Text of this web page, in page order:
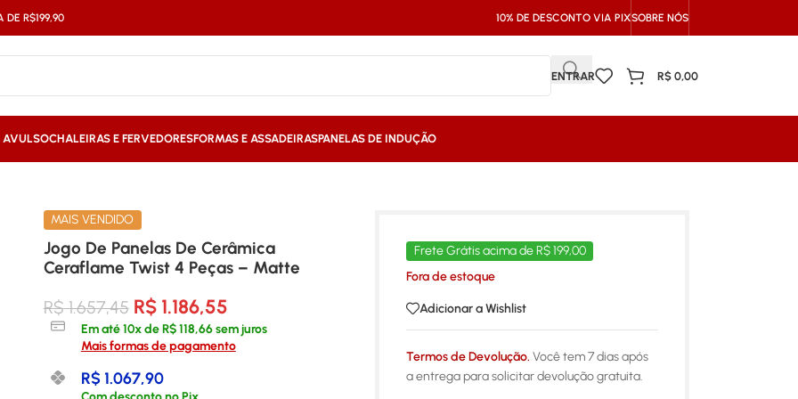
DE R$199,90 10% DE DESCONTO VIA PIXSOBRE NÓS
ENTRAR R$ 0,00
AVULSOCHALEIRAS E FERVEDORESFORMAS E ASSADEIRASPANELAS DE INDUÇÃO
MAIS VENDIDO
Jogo De Panelas De Cerâmica
Ceraflame Twist 4 Peças – Matte
R$1.657,45 R$1.186,55
Em até10x deR$118,66sem juros
Mais formas de pagamento
R$1.067,90
Frete Grátis acima de R$ 199,00
Fora de estoque
Adicionar a Wishlist
Termos de Devolução. Você tem 7 dias após
a entrega para solicitar devolução gratuita.